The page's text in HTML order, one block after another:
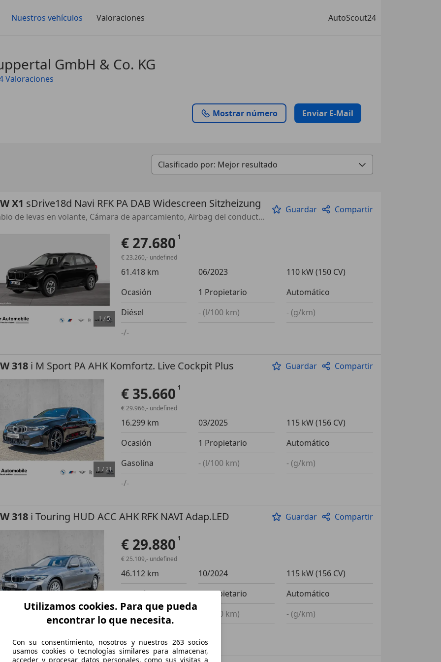
Nuestros vehículos Valoraciones AutoScout24
GmbH & Co. KG
Valoraciones
Mostrar número Enviar E-Mail
1/5
X1 sDrive18d Navi RFK PA DAB Widescreen Sitzheizung
Cambio de levas en volante, Cámara de aparcamiento, Airbag del conductor, Navegador, Portón trasero électrique, MP3, Faros de LED, Llantas de aleación
Guardar Compartir
€ 27.680
€ 23.260,- undefined
61.418 km 06/2023
110 kW (150 CV)
Ocasión
1 Propietario
Automático
Diésel
- (l/100 km)
- (g/km)
-/-
1 /21
318 i M Sport PA AHK Komfortz. Live Cockpit Plus Guardar Compartir
€ 35.660
€ 29.966,- undefined
16.299 km 03/2025
115 kW (156 CV)
Ocasión
1 Propietario
Automático
Gasolina
- (l/100 km)
- (g/km)
-/-
/20
318 i Touring HUD ACC AHK RFK NAVI Adap.LED Guardar Compartir
€ 29.880
€ 25.109,- undefined
46.112 km 10/2024
115 kW (156 CV)
Ocasión
1 Propietario
Automático
Gasolina
- (l/100 km)
- (g/km)
Utilizamos cookies. Para que pueda
encontrar lo que necesita.
Con su consentimiento, nosotros y nuestros 263 socios
usamos cookies o tecnologías similares para almacenar,
acceder y procesar datos personales, como sus visitas a